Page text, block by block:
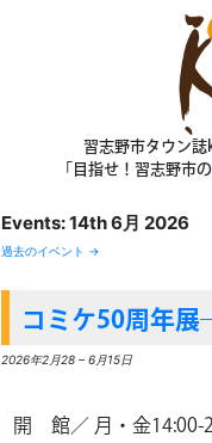
習志野市タウン誌
「目指せ！習志野市
Events: 14th 6月 2026
過去のイベント →
コミケ50周年
2026年2月28–6月15日
開 館／ 月・金14:00-